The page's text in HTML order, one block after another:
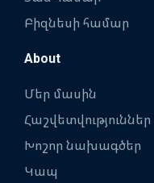
Բիզնեսի համար
About
Մեր մասին
Հաշվետվություններ
Խոշոր նախագծեր
Կապ